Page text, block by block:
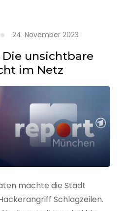
24. November 2023
Die unsichtbare
im Netz
machte die Stadt
Schlagzeilen.